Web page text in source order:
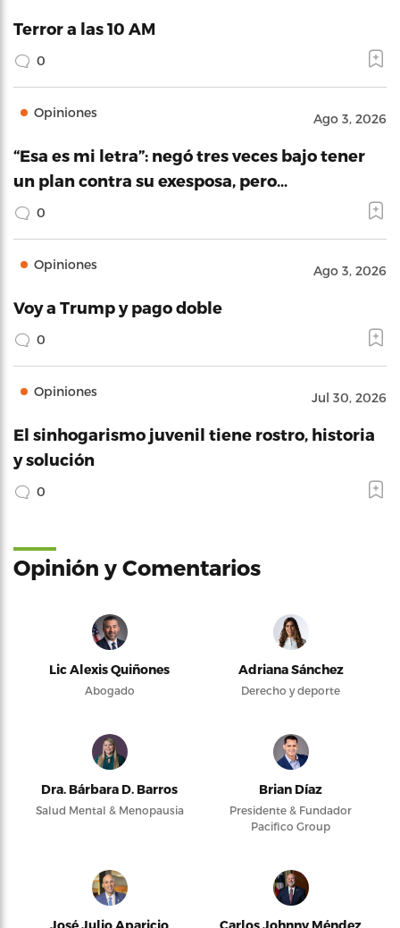
Terror a las 10 AM
0
Opiniones Ago 3, 2026
“Esa es mi letra”: negó tres veces bajo tener
un plan contra su exesposa, pero…
0
Opiniones Ago 3, 2026
Voy a Trump y pago doble
0
Opiniones Jul 30, 2026
El sinhogarismo juvenil tiene rostro, historia
y solución
0
Opinión y Comentarios
Lic Alexis Quiñones
Abogado
Adriana Sánchez
Derecho y deporte
Dra. Bárbara D. Barros
Salud Mental & Menopausia
Brian Díaz
Presidente & Fundador
Pacifico Group
José Julio Aparicio Carlos Johnny Méndez